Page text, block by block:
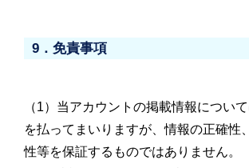
9．免責事項
（1）当アカウントの掲載情報につい
を払ってまいりますが、情報の正確性
性等を保証するものではありません。